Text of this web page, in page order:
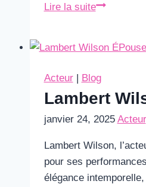
Lire la suiteBrigitte
Acteur| Blog
Lambert
janvier 24, 2025 Acteur
Lambert Wilson,
pour ses
élégance